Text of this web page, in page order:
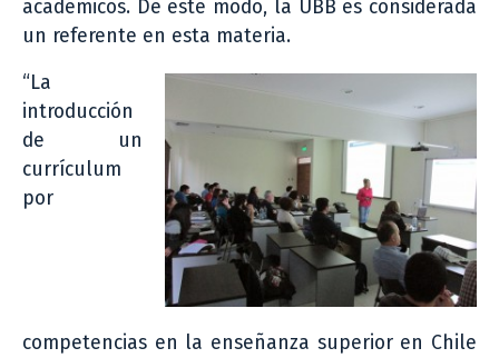
académicos. De este modo, la UBB es considerada
un referente en esta materia.
“La
introducción
de un
currículum
por
competencias en la enseñanza superior en Chile